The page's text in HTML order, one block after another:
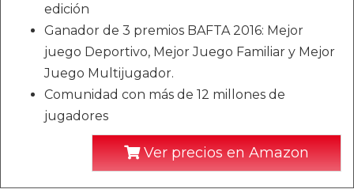
edición
Ganador de 3 premios BAFTA 2016: Mejor
juego Deportivo, Mejor Juego Familiar y Mejor
Juego Multijugador.
Comunidad con más de 12 millones de
jugadores
Ver precios en Amazon